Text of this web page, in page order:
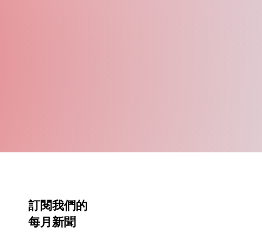
訂閱我們的
每月新聞